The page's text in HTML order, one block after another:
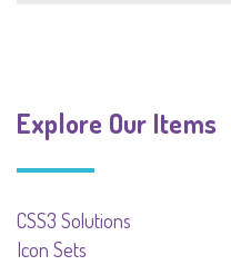
Explore Our Items
CSS3 Solutions
Icon Sets